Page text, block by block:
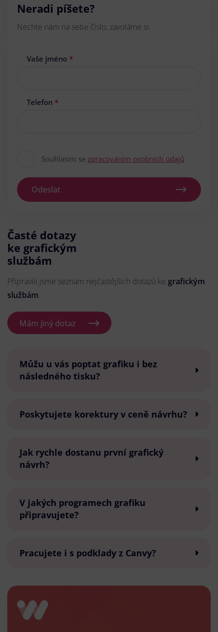
Neradi píšete?
Nechte nám na sebe číslo, zavoláme si.
Vaše jméno *
Telefon *
Souhlasím se zpracováním osobních údajů
Odeslat
Časté dotazy
ke grafickým
službám
Připravili jsme seznam nejčastějších dotazů ke grafickým
službám.
Mám jiný dotaz
Můžu u vás poptat grafiku i bez
následného tisku?
Poskytujete korektury v ceně návrhu?
Jak rychle dostanu první grafický
návrh?
V jakých programech grafiku
připravujete?
Pracujete i s podklady z Canvy?